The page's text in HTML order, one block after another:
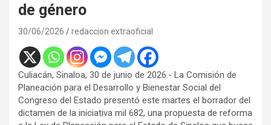
de género
30/06/2026 redaccion extraoficial
Culiacán, Sinaloa, 30 de junio de 2026.- La Comisión de
Planeación para el Desarrollo y Bienestar Social del
Congreso del Estado presentó este martes el borrador del
dictamen de la iniciativa mil 682, una propuesta de reforma